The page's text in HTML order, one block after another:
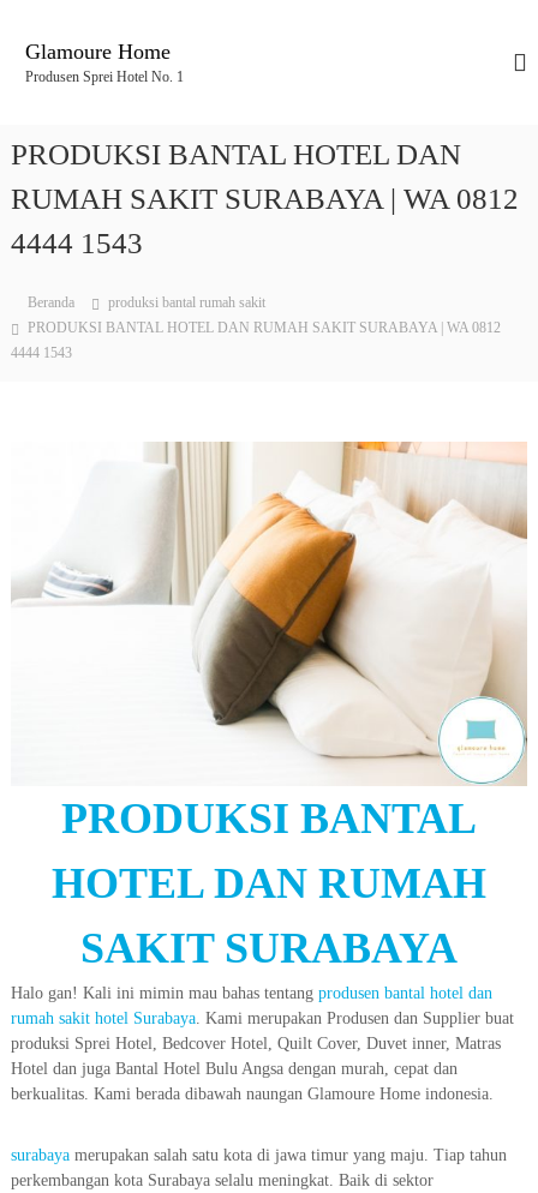
Glamoure Home
Produsen Sprei Hotel No. 1
PRODUKSI BANTAL HOTEL DAN
RUMAH SAKIT SURABAYA | WA 0812
4444 1543
Beranda
produksi bantal rumah sakit
PRODUKSI BANTAL HOTEL DAN RUMAH SAKIT SURABAYA | WA 0812
4444 1543
PRODUKSI BANTAL
HOTEL DAN RUMAH
SAKIT SURABAYA
Halo gan! Kali ini mimin mau bahas tentang produsen bantal hotel dan
rumah sakit hotel Surabaya. Kami merupakan Produsen dan Supplier buat
produksi Sprei Hotel, Bedcover Hotel, Quilt Cover, Duvet inner, Matras
Hotel dan juga Bantal Hotel Bulu Angsa dengan murah, cepat dan
berkualitas. Kami berada dibawah naungan Glamoure Home indonesia.
surabayamerupakan salah satu kota di jawa timur yang maju. Tiap tahun
perkembangan kota Surabaya selalu meningkat. Baik di sektor